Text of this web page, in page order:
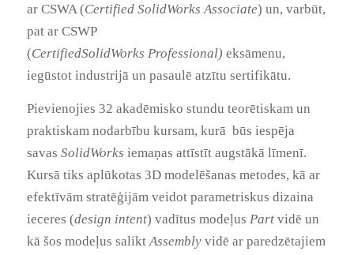
ar CSWA (Certified SolidWorks Associate) un, varbūt,
pat ar CSWP
(CertifiedSolidWorks Professional) eksāmenu,
iegūstot industrijā un pasaulē atzītu sertifikātu.
Pievienojies 32 akadēmisko stundu teorētiskam un
praktiskam nodarbību kursam, kurā būs iespēja
savas SolidWorks iemaņas attīstīt augstākā līmenī.
Kursā tiks aplūkotas 3D modelēšanas metodes, kā ar
efektīvām stratēģijām veidot parametriskus dizaina
ieceres (design intent) vadītus modeļus Partvidē un
kā šos modeļus saliktAssemblyvidē ar paredzētajiem